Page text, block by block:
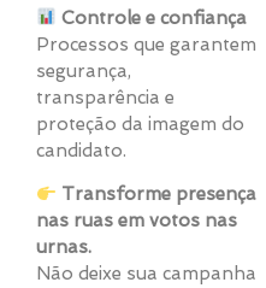
Controle e confiança
Processos que garantem
segurança,
transparência e
proteção da imagem do
candidato.
Transforme presença
nas ruas em votos nas
urnas.
Não deixe sua campanha